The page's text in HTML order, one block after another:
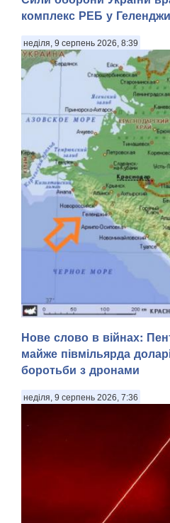
комплекс РЕБ у
неділя, 9 серпень 2026, 8:39
Уражена станція глушила
Сили оборони України знищили
радіоелектронної боротьби
глушила супутниковий зв'язок
Геленджику Краснодарського
Нове слово в війнах:
майже півмільярда
боротьби з дронами
неділя, 9 серпень 2026, 7:36